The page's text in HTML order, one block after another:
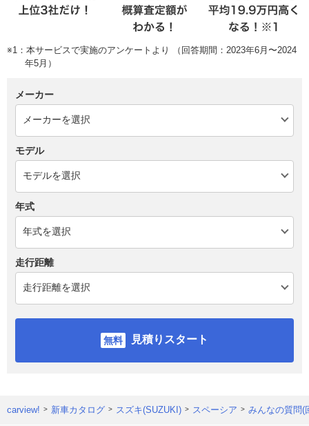
※1：本サービスで実施のアンケートより （回答期間：2023年6月〜2024
年5月）
メーカー
モデル
年式
走行距離
見積りスタート
carview! 新車カタログ スズキ(SUZUKI) スペーシア みんなの質問(